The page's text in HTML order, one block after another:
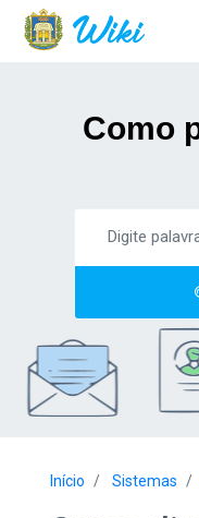
Como
Início Sistemas